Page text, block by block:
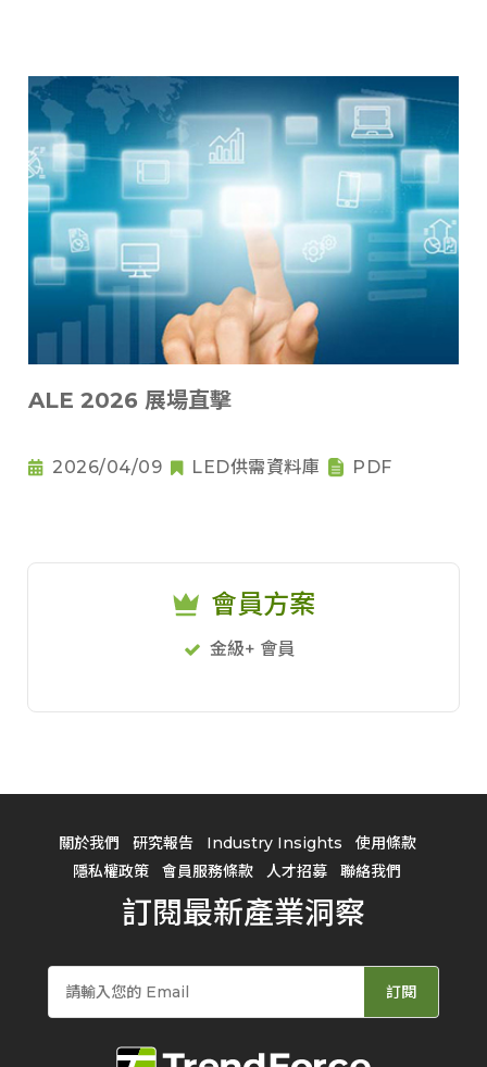
ALE 2026 展場直擊
2026/04/09 LED供需資料庫 PDF
會員方案
金級+ 會員
關於我們 研究報告 Industry Insights
使用條款
隱私權政策
會員服務條款 人才招募 聯絡我們
訂閱最新產業洞察
訂閱